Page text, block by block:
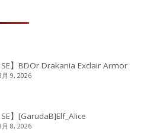
SE】BDOr Drakania Exclair Armor
9, 2026
SE】[GarudaB]Elf_Alice
8, 2026